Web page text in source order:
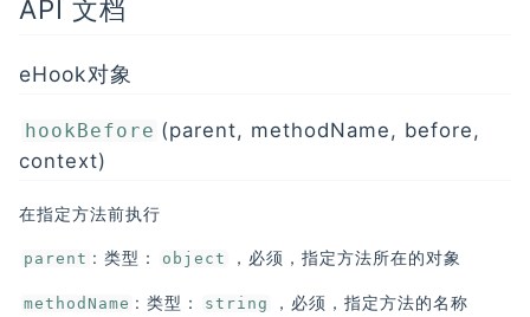
API 文档
eHook对象
hookBefore (parent, methodName, before,
context)
在指定方法前执行
parent : 类型： object ，必须，指定方法所在的对象
methodName : 类型： string ，必须，指定方法的名称